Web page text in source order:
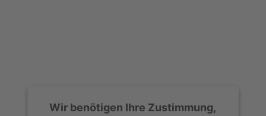
Wir benötigen Ihre Zustimmung,